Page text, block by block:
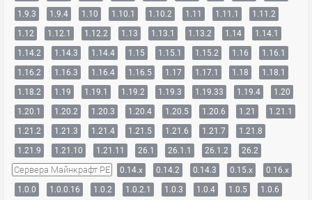
1.9.3
1.9.4 1.10 1.10.1 1.10.2 1.11 1.11.1
1.11.2
1.12
1.12.1 1.12.2 1.13 1.13.1 1.13.2 1.14
1.14.1
1.14.2
1.14.3 1.14.4 1.15 1.15.1 1.15.2 1.16
1.16.1
1.16.2
1.16.3 1.16.4 1.16.5 1.17 1.17.1 1.18
1.18.1
1.18.2
1.19 1.19.1 1.19.2 1.19.3 1.19.33 1.19.4
1.20
1.20.1
1.20.2 1.20.3 1.20.4 1.20.5 1.20.6 1.21
1.21.1
1.21.2
1.21.3 1.21.4 1.21.5 1.21.6 1.21.7
1.21.8
1.21.9
1.21.10 1.21.11 26.1 26.1.1 26.1.2 26.2
Сервера Майнкрафт PE 0.14.x 0.14.2 0.14.3 0.15.x
0.16.x
1.0.0
1.0.0.16 1.0.2 1.0.2.1 1.0.3 1.0.4 1.0.5
1.0.6